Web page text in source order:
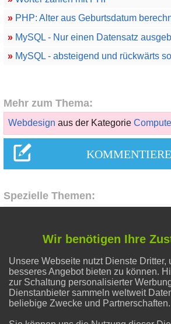
»PHP: Alter aus Geburtsdatum
»MySQL - Nur einen Datensatz
»MySQL - absteigend und rückwärts
Mehr zum Thema:
Webdesign aus der Kategorie
Spezielle Themen:
Alternative
Abnehmen
Wir benötigen Ihre
Unsere Webseite nutzt Dienste Dritter,
besseres Angebot bieten zu können.
zur Schaltung personalisierter
Dienstanbieter sammeln weltweit
beliebige Zwecke und Partnerschaften.